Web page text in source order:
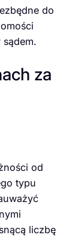
do
za
od
typu
liczbę